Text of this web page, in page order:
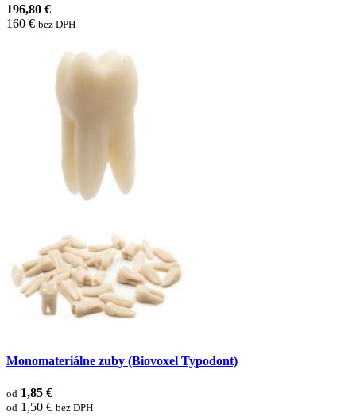
196,80 €
160 € bez DPH
Monomateriálne zuby (Biovoxel Typodont)
od 1,85 €
od 1,50 € bez DPH